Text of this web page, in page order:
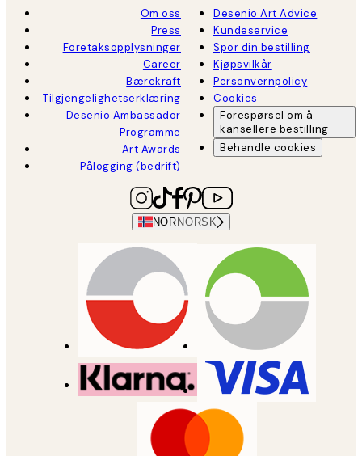
Om oss
Press
Foretaksopplysninger
Career
Bærekraft
Tilgjengelighetserklæring
Desenio Ambassador
Programme
Art Awards
Pålogging (bedrift)
Desenio Art Advice
Kundeservice
Spor din bestilling
Kjøpsvilkår
Personvernpolicy
Cookies
Forespørsel om å
kansellere bestilling
Behandle cookies
NOR NORSK